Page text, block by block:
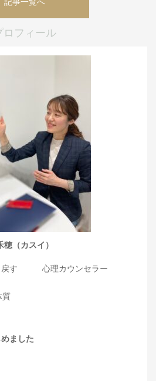
ロフィール
穂（カスイ）
戻す 心理カウンセラー
質
ました